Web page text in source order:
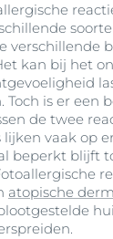
verschillende
kan bij het
Toch is er een
de twee
lijken vaak op
beperkt blijft
atopische